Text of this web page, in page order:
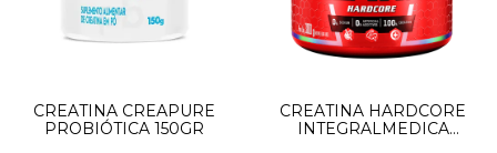
CREATINA CREAPURE
PROBIÓTICA 150GR
CREATINA HARDCORE
INTEGRALMEDICA